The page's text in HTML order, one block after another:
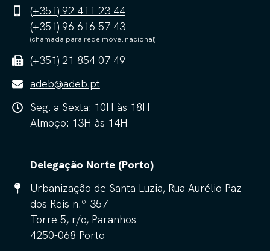
(+351) 92 411 23 44
(+351) 96 616 57 43
(chamada para rede móvel nacional)
(+351) 21 854 07 49
adeb@adeb.pt
Seg. a Sexta: 10H às 18H
Almoço: 13H às 14H
Delegação Norte (Porto)
Urbanização de Santa Luzia, Rua Aurélio Paz
dos Reis n.º 357
Torre 5, r/c, Paranhos
4250-068 Porto